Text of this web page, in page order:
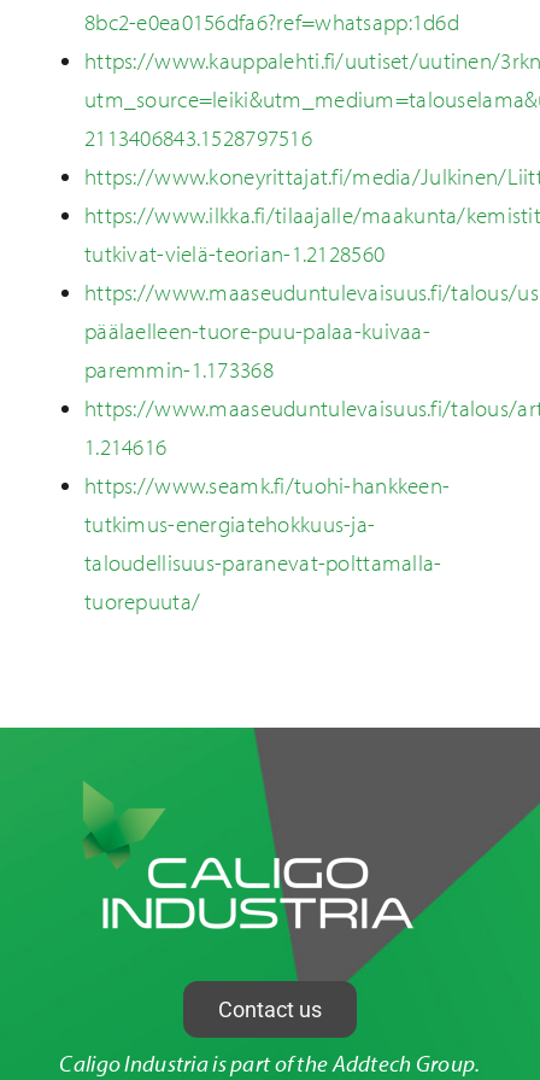
8bc2-e0ea0156dfa6?ref=whatsapp:1d6d
https://www.kauppalehti.fi/uutiset/uutinen/
2113406843.1528797516
https://www.koneyrittajat.fi/media/Julkinen/
https://www.ilkka.fi/tilaajalle/maakunta/
tutkivat-vielä-teorian-1.2128560
https://www.maaseuduntulevaisuus.fi/talous/
päälaelleen-tuore-puu-palaa-kuivaa-
paremmin-1.173368
https://www.maaseuduntulevaisuus.fi/talous/
1.214616
https://www.seamk.fi/tuohi-hankkeen-
tutkimus-energiatehokkuus-ja-
taloudellisuus-paranevat-polttamalla-
tuorepuuta/
Contact us
Caligo Industria is part of the Addtech Group.